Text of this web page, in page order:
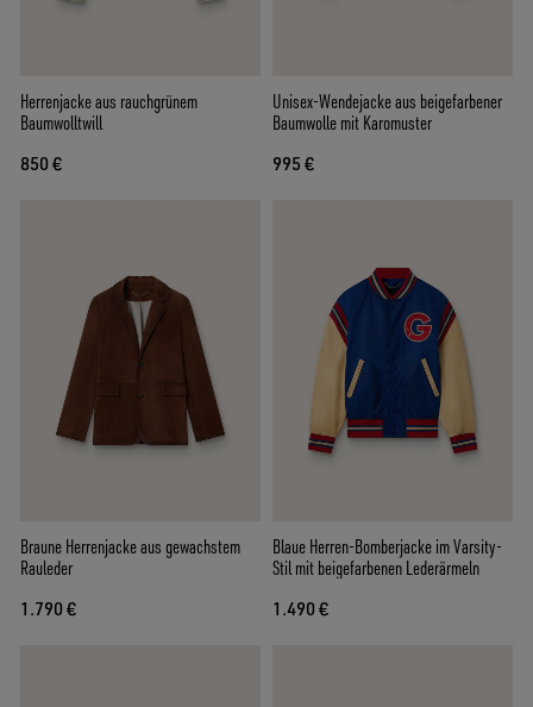
Herrenjacke aus rauchgrünem
Baumwolltwill
850 €
Unisex-Wendejacke aus beigefarbener
Baumwolle mit Karomuster
995 €
Braune Herrenjacke aus gewachstem
Rauleder
1.790 €
Blaue Herren-Bomberjacke im Varsity-
Stil mit beigefarbenen Lederärmeln
1.490 €